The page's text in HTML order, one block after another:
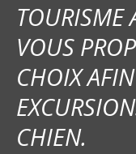
TOURISME
VOUS
CHOIX
CHIEN.